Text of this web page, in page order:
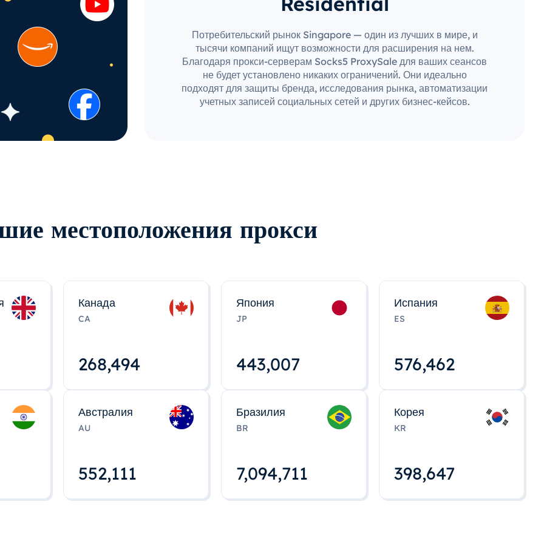
Потребительский рынок Singapore — один из лучших в мире, и
тысячи компаний ищут возможности для расширения на нем.
Благодаря прокси-серверам Socks5 ProxySale для ваших сеансов
не будет установлено никаких ограничений. Они идеально
подходят для защиты бренда, исследования рынка, автоматизации
учетных записей социальных сетей и других бизнес-кейсов.
местоположения прокси
Канада
CA
268,495
Япония
JP
443,008
Испания
ES
576,463
Австралия
AU
552,112
Бразилия
BR
7,094,712
Корея
KR
398,648